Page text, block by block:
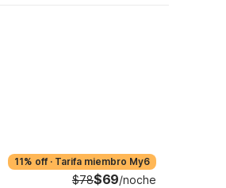
11% off · Tarifa miembro My6
$78$69/noche